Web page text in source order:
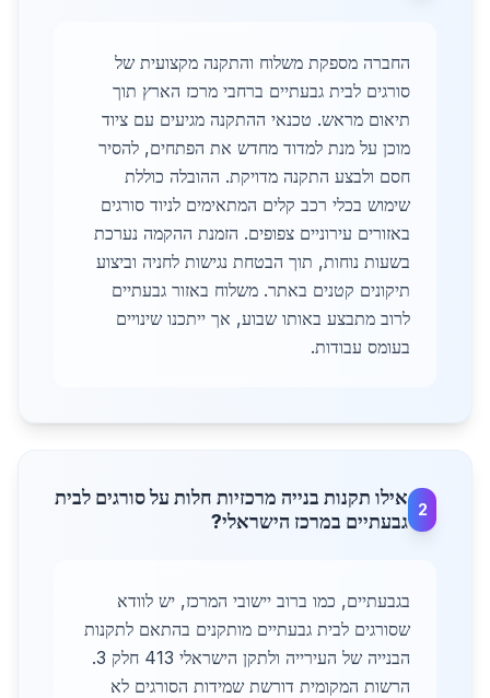
החברה מספקת משלוח והתקנה מקצועית של
סורגים לבית גבעתיים ברחבי מרכז הארץ תוך
תיאום מראש. טכנאי ההתקנה מגיעים עם ציוד
מוכן על מנת למדוד מחדש את הפתחים, להסיר
חסם ולבצע התקנה מדויקת. ההובלה כוללת
שימוש בכלי רכב קלים המתאימים לניוד סורגים
באזורים עירוניים צפופים. הזמנת ההקמה נערכת
בשעות נוחות, תוך הבטחת נגישות לחניה וביצוע
תיקונים קטנים באתר. משלוח באזור גבעתיים
לרוב מתבצע באותו שבוע, אך ייתכנו שינויים
בעומס עבודות.
2
אילו תקנות בנייה מרכזיות חלות על סורגים לבית
גבעתיים במרכז הישראלי?
בגבעתיים, כמו ברוב יישובי המרכז, יש לוודא
שסורגים לבית גבעתיים מותקנים בהתאם לתקנות
הבנייה של העירייה ולתקן הישראלי 413 חלק 3.
הרשות המקומית דורשת שמידות הסורגים לא